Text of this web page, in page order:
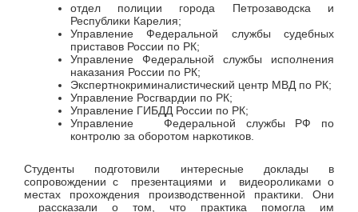
отдел полиции города Петрозаводска и
Республики Карелия;
Управление Федеральной службы судебных
приставов России по РК;
Управление Федеральной службы исполнения
наказания России по РК;
Экспертнокриминалистический центр МВД по РК;
Управление Росгвардии по РК;
Управление ГИБДД России по РК;
Управление Федеральной службы РФ по
контролю за оборотом наркотиков.
Студенты подготовили интересные доклады в
сопровождении с презентациями и видеороликами о
местах прохождения производственной практики. Они
рассказали о том, что практика помогла им